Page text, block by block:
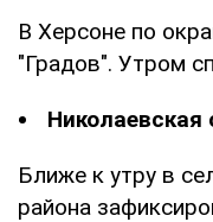
В Херсоне по
"Градов". Утром
Николаевская
Ближе к утру в
района